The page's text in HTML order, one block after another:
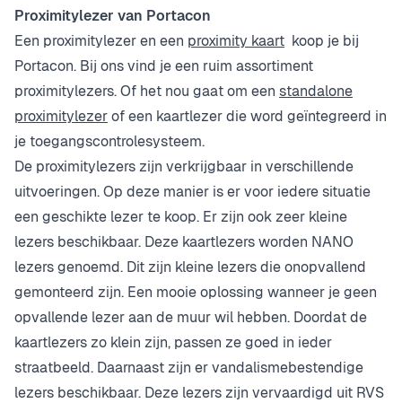
Proximitylezer van Portacon
Een proximitylezer en een proximity kaart koop je bij
Portacon. Bij ons vind je een ruim assortiment
proximitylezers. Of het nou gaat om een standalone
proximitylezerof een kaartlezer die word geïntegreerd in
je toegangscontrolesysteem.
De proximitylezers zijn verkrijgbaar in verschillende
uitvoeringen. Op deze manier is er voor iedere situatie
een geschikte lezer te koop. Er zijn ook zeer kleine
lezers beschikbaar. Deze kaartlezers worden NANO
lezers genoemd. Dit zijn kleine lezers die onopvallend
gemonteerd zijn. Een mooie oplossing wanneer je geen
opvallende lezer aan de muur wil hebben. Doordat de
kaartlezers zo klein zijn, passen ze goed in ieder
straatbeeld. Daarnaast zijn er vandalismebestendige
lezers beschikbaar. Deze lezers zijn vervaardigd uit RVS